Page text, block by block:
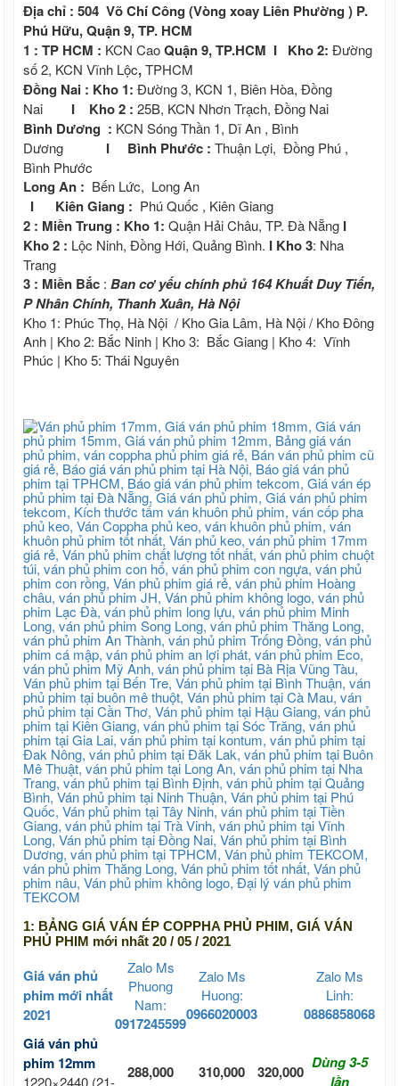
Địa chỉ : 504 Võ Chí Công (Vòng xoay Liên Phường ) P.
Phú Hữu, Quận 9, TP. HCM
1 : TP HCM : KCN CaoQuận 9, TP.HCM I Kho 2: Đường
số 2, KCN Vĩnh Lộc,TPHCM
Đồng Nai : Kho 1:Đường 3, KCN 1, Biên Hòa, Đồng
Nai
I Kho 2 :25B, KCN Nhơn Trạch, Đồng Nai
Bình Dương : KCN Sóng Thần 1, Dĩ An , Bình
Dương I Bình Phước :Thuận Lợi, Đồng Phú ,
Bình Phước
Long An : Bến Lức, Long An
I Kiên Giang : Phú Quốc , Kiên Giang
2 : Miền Trung : Kho 1: Quận Hải Châu, TP. Đà Nẵng I
Kho 2 : Lộc Ninh, Đồng Hới, Quảng Bình. I Kho 3: Nha
Trang
3 : Miền Bắc :Ban cơ yếu chính phủ 164 Khuất Duy Tiến,
P Nhân Chính, Thanh Xuân, Hà Nội
Kho 1: Phúc Thọ, Hà Nội / Kho Gia Lâm, Hà Nội / Kho Đông
Anh | Kho 2: Bắc Ninh | Kho 3: Bắc Giang | Kho 4: Vĩnh
Phúc | Kho 5: Thái Nguyên
1: BẢNG GIÁ VÁN ÉP COPPHA PHỦ PHIM, GIÁ VÁN
PHỦ PHIM mới nhất 20 / 05 / 2021
Giá ván phủ
phim mới nhất
2021
Zalo Ms
Phuong
Nam:
0917245599
Zalo Ms
Huong:
0966020003
Zalo Ms
Linh:
0886858068
Giá ván phủ
phim 12mm
1220×2440 (21-
288,000 310,000 320,000 Dùng 3-5
lần